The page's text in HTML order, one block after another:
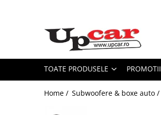
Toate Produsele
Tricicluri Electrice
ATV-uri Electrice
Trotinete Electrice
TOATE PRODUSELE PROMOTII
Home / Subwoofere & boxe auto /